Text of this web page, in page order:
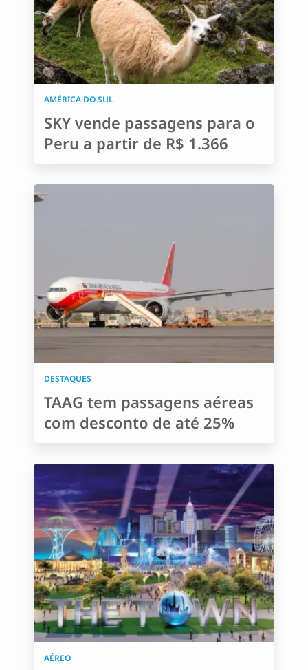
AMÉRICA DO SUL
SKY vende passagens para o
Peru a partir de R$ 1.366
DESTAQUES
TAAG tem passagens aéreas
com desconto de até 25%
AÉREO